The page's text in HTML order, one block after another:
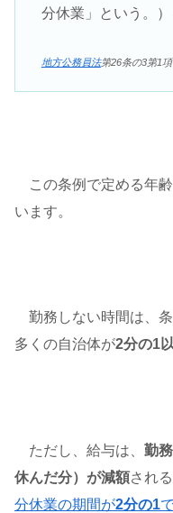
分休業」という。
地方公務員法第26条の3第1項
この条例で定める年
います。
勤務しない時間は、条
多くの自治体が2分の1
ただし、給与は、 勤
休んだ分）が減額され
分休業の期間が2分の1